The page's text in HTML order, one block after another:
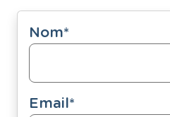
Nom*
Email*